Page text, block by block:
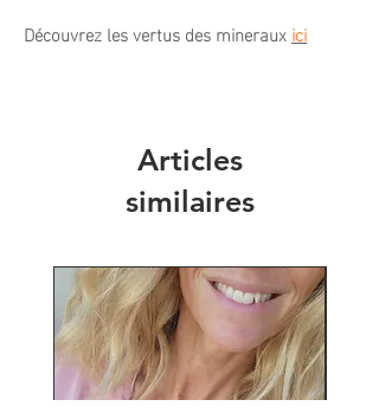
Découvrez les vertus des minerauxici
Articles
similaires